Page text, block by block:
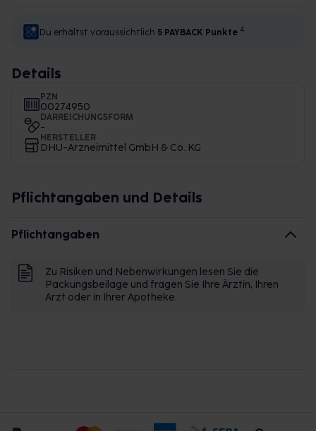
Du erhältst voraussichtlich 5 PAYBACK Punkte 4
Details
PZN
00274950
DARREICHUNGSFORM
-
HERSTELLER
DHU-Arzneimittel GmbH & Co. KG
Pflichtangaben und Details
Pflichtangaben
Zu Risiken und Nebenwirkungen lesen Sie die
Packungsbeilage und fragen Sie Ihre Ärztin, Ihren
Arzt oder in Ihrer Apotheke.